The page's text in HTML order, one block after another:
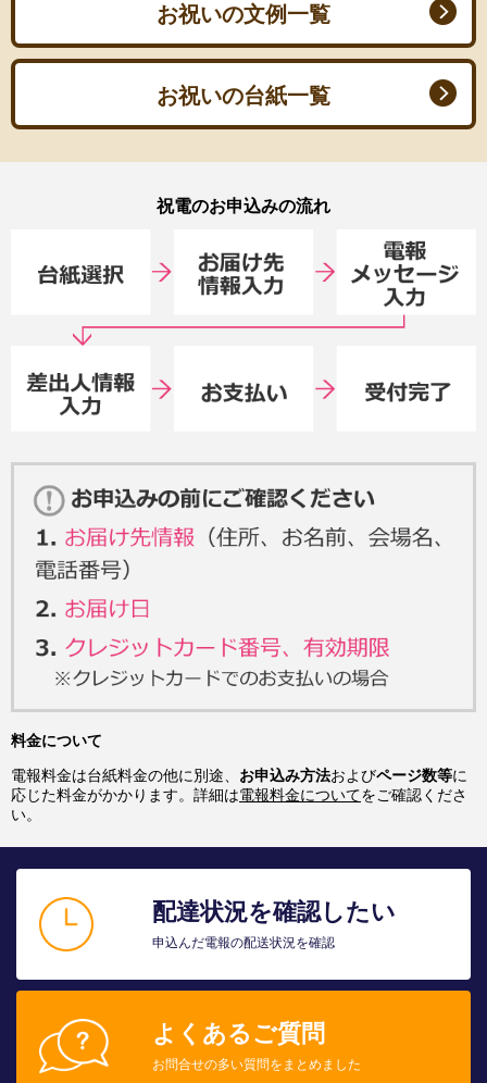
お祝いの文例一覧
お祝いの台紙一覧
祝電のお申込みの流れ
料金について
電報料金は台紙料金の他に別途、 お申込み方法およびページ数等に
応じた料金がかかります。詳細は電報料金についてをご確認くださ
い。
配達状況を確認したい
申込んだ電報の配送状況を確認
よくあるご質問
お問合せの多い質問をまとめました